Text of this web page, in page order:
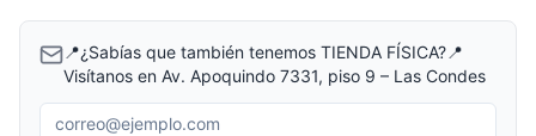
📍¿Sabías que también tenemos TIENDA FÍSICA?📍
Visítanos en Av. Apoquindo 7331, piso 9 – Las Condes
Correo electrónico